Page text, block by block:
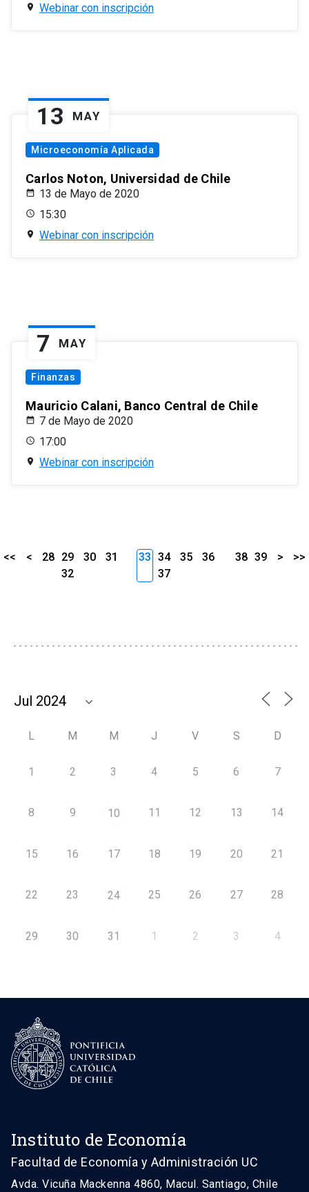
Webinar con inscripción
13 MAY
Microeconomía Aplicada
Carlos Noton, Universidad de Chile
13 de Mayo de 2020
15:30
Webinar con inscripción
7 MAY
Finanzas
Mauricio Calani, Banco Central de Chile
7 de Mayo de 2020
17:00
Webinar con inscripción
<< < 28 29 30
31
32
33 34 35
36
37
38 39 > >>
L M M J V S D
1 2 3 4 5 6 7
8 9 10 11 12 13 14
15 16 17 18 19 20 21
22 23 24 25 26 27 28
29 30 31 1 2 3 4
Instituto de Economía
Facultad de Economía y Administración UC
Avda. Vicuña Mackenna 4860, Macul. Santiago, Chile